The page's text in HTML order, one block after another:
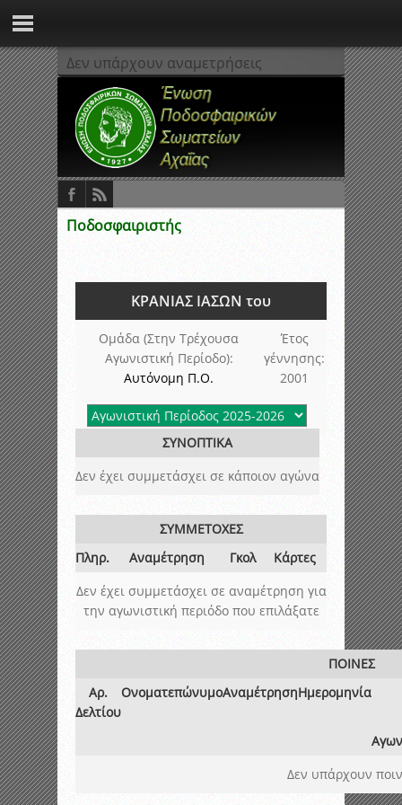
Δεν υπάρχουν αναμετρήσεις
Ποδοσφαιριστής
ΚΡΑΝΙΑΣ ΙΑΣΩΝ του
Ομάδα (Στην Τρέχουσα
Αγωνιστική Περίοδο):
Αυτόνομη Π.Ο.
Έτος
γέννησης:
2001
ΣΥΝΟΠΤΙΚΑ
Δεν έχει συμμετάσχει σε κάποιον αγώνα
ΣΥΜΜΕΤΟΧΕΣ
Πληρ.
Αναμέτρηση Γκολ
Κάρτες
Δεν έχει συμμετάσχει σε αναμέτρηση για
την αγωνιστική περιόδο που επιλάξατε
ΠΟΙΝΕΣ
Αρ.
Δελτίου
ΟνοματεπώνυμοΑναμέτρησηΗμερομηνία
Δεν υπάρχουν